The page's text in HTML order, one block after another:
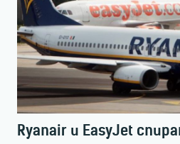
Ryanair и EasyJet